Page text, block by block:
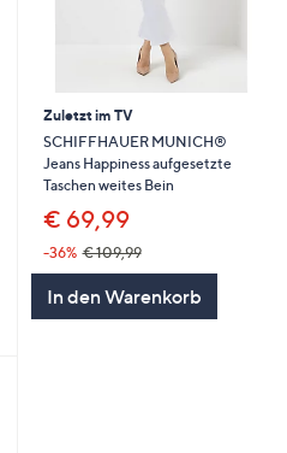
Zuletzt im TV
SCHIFFHAUER MUNICH®
Jeans Happiness aufgesetzte
Taschen weites Bein
€ 69,99
-36% € 109,99
In den Warenkorb